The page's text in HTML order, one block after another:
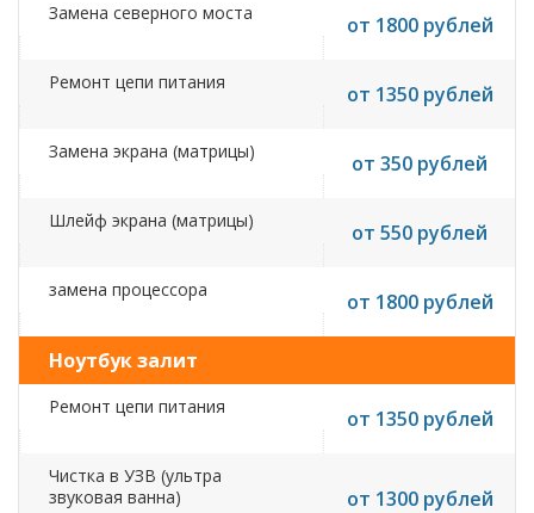
Замена северного моста от 1800 рублей
Ремонт цепи питания от 1350 рублей
Замена экрана (матрицы) от 350 рублей
Шлейф экрана (матрицы) от 550 рублей
замена процессора от 1800 рублей
Ноутбук залит
Ремонт цепи питания от 1350 рублей
Чистка в УЗВ (ультра
звуковая ванна)
от 1300 рублей